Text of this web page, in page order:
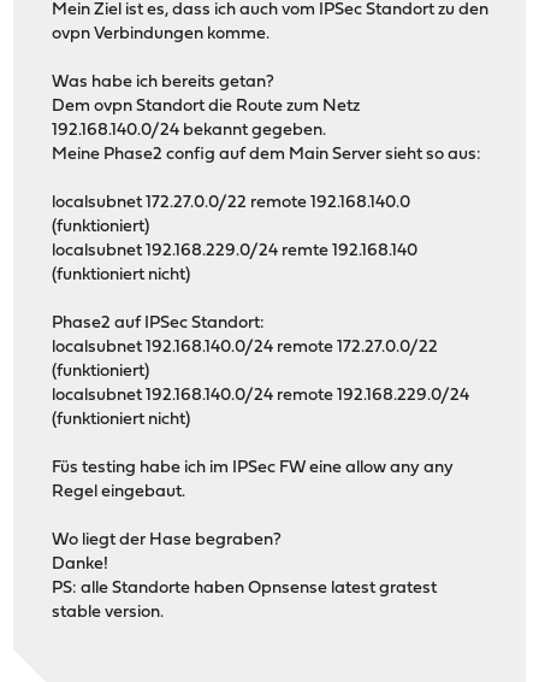
Mein Ziel ist es, dass ich auch vom IPSec Standort zu den
ovpn Verbindungen komme.
Was habe ich bereits getan?
Dem ovpn Standort die Route zum Netz
192.168.140.0/24 bekannt gegeben.
Meine Phase2 config auf dem Main Server sieht so aus:
localsubnet 172.27.0.0/22 remote 192.168.140.0
(funktioniert)
localsubnet 192.168.229.0/24 remte 192.168.140
(funktioniert nicht)
Phase2 auf IPSec Standort:
localsubnet 192.168.140.0/24 remote 172.27.0.0/22
(funktioniert)
localsubnet 192.168.140.0/24 remote 192.168.229.0/24
(funktioniert nicht)
Füs testing habe ich im IPSec FW eine allow any any
Regel eingebaut.
Wo liegt der Hase begraben?
Danke!
PS: alle Standorte haben Opnsense latest gratest
stable version.